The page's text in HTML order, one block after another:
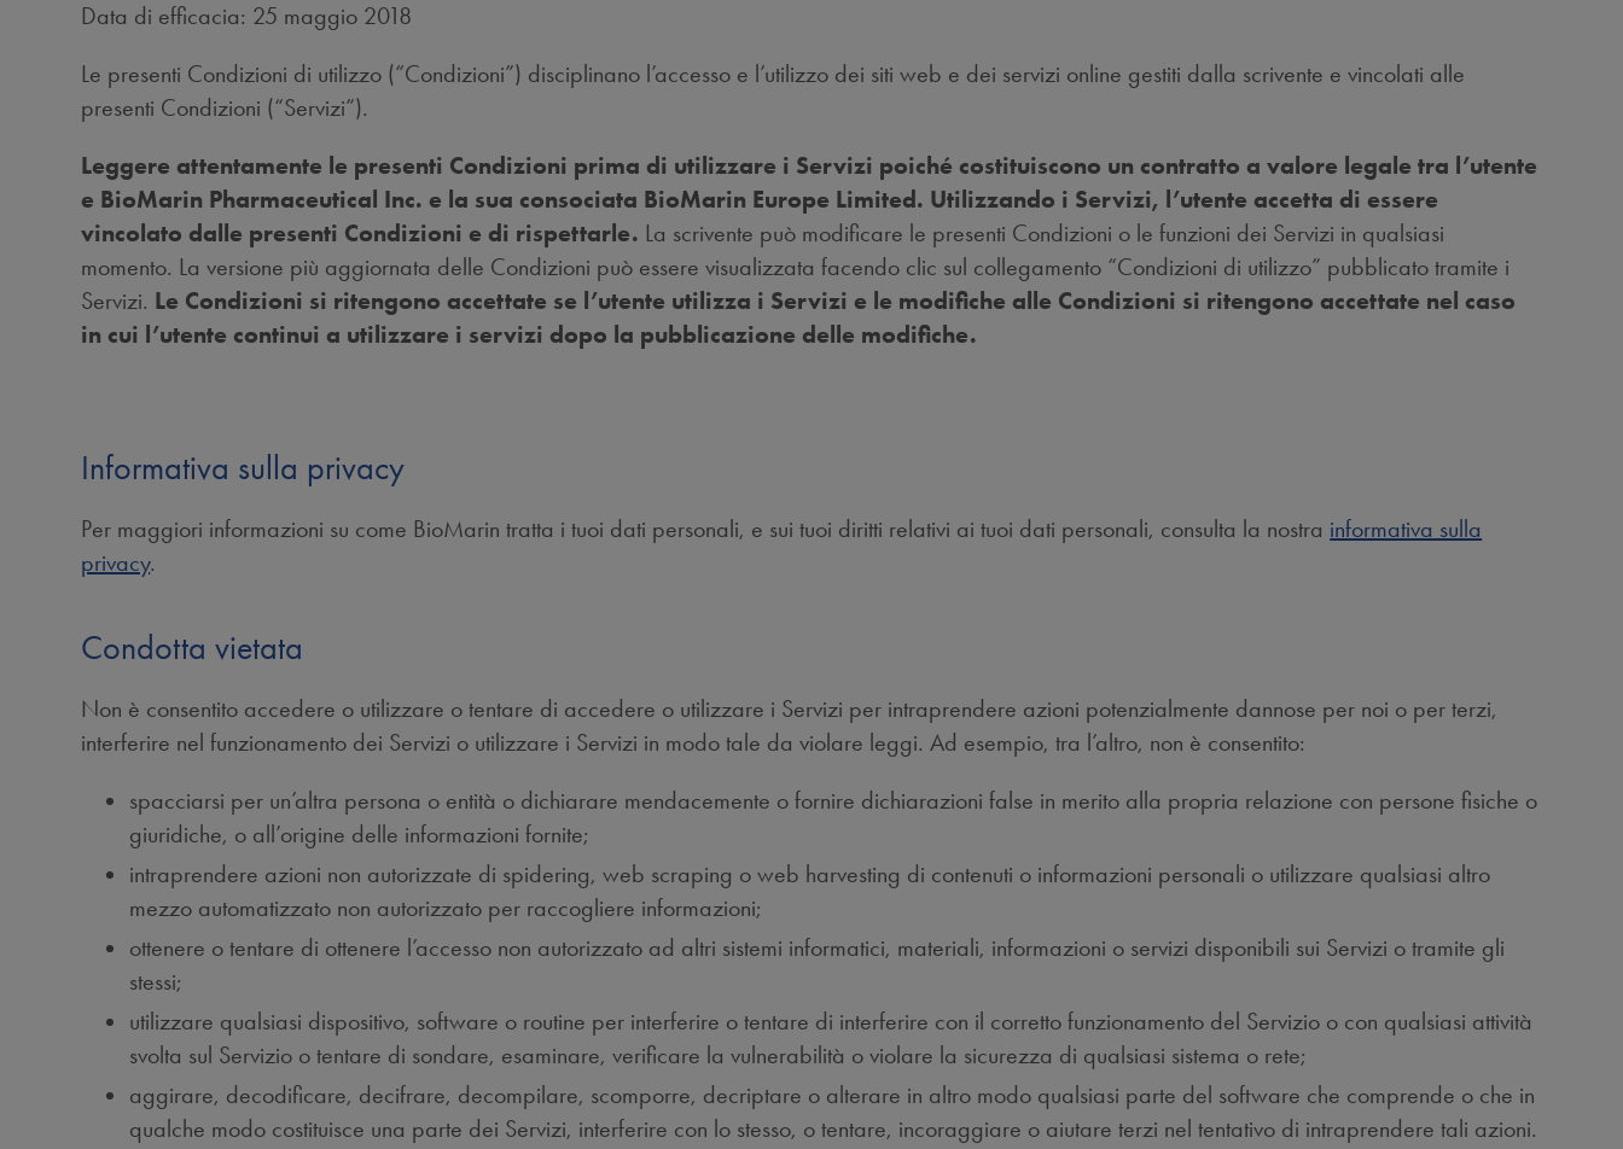
Data di efficacia: 25 maggio 2018
Le presenti Condizioni di utilizzo (“Condizioni”) disciplinano l’accesso e l’utilizzo dei siti web e dei servizi online gestiti dalla scrivente e vincolati alle
presenti Condizioni (“Servizi”).
Leggere attentamente le presenti Condizioni prima di utilizzare i Servizi poiché costituiscono un contratto a valore legale tra l’utente
e BioMarin Pharmaceutical Inc. e la sua consociata BioMarin Europe Limited. Utilizzando i Servizi, l’utente accetta di essere
vincolato dalle presenti Condizioni e di rispettarle. La scrivente può modificare le presenti Condizioni o le funzioni dei Servizi in qualsiasi
momento. La versione più aggiornata delle Condizioni può essere visualizzata facendo clic sul collegamento “Condizioni di utilizzo” pubblicato tramite i
Servizi. Le Condizioni si ritengono accettate se l’utente utilizza i Servizi e le modifiche alle Condizioni si ritengono accettate nel caso
in cui l’utente continui a utilizzare i servizi dopo la pubblicazione delle modifiche.
Informativa sulla privacy
Per maggiori informazioni su come BioMarin tratta i tuoi dati personali, e sui tuoi diritti relativi ai tuoi dati personali, consulta la nostra informativa sulla
privacy.
Condotta vietata
Non è consentito accedere o utilizzare o tentare di accedere o utilizzare i Servizi per intraprendere azioni potenzialmente dannose per noi o per terzi,
interferire nel funzionamento dei Servizi o utilizzare i Servizi in modo tale da violare leggi. Ad esempio, tra l’altro, non è consentito:
spacciarsi per un’altra persona o entità o dichiarare mendacemente o fornire dichiarazioni false in merito alla propria relazione con persone fisiche o
giuridiche, o all’origine delle informazioni fornite;
intraprendere azioni non autorizzate di spidering, web scraping o web harvesting di contenuti o informazioni personali o utilizzare qualsiasi altro
mezzo automatizzato non autorizzato per raccogliere informazioni;
ottenere o tentare di ottenere l’accesso non autorizzato ad altri sistemi informatici, materiali, informazioni o servizi disponibili sui Servizi o tramite gli
stessi;
utilizzare qualsiasi dispositivo, software o routine per interferire o tentare di interferire con il corretto funzionamento del Servizio o con qualsiasi attività
svolta sul Servizio o tentare di sondare, esaminare, verificare la vulnerabilità o violare la sicurezza di qualsiasi sistema o rete;
aggirare, decodificare, decifrare, decompilare, scomporre, decriptare o alterare in altro modo qualsiasi parte del software che comprende o che in
qualche modo costituisce una parte dei Servizi, interferire con lo stesso, o tentare, incoraggiare o aiutare terzi nel tentativo di intraprendere tali azioni.